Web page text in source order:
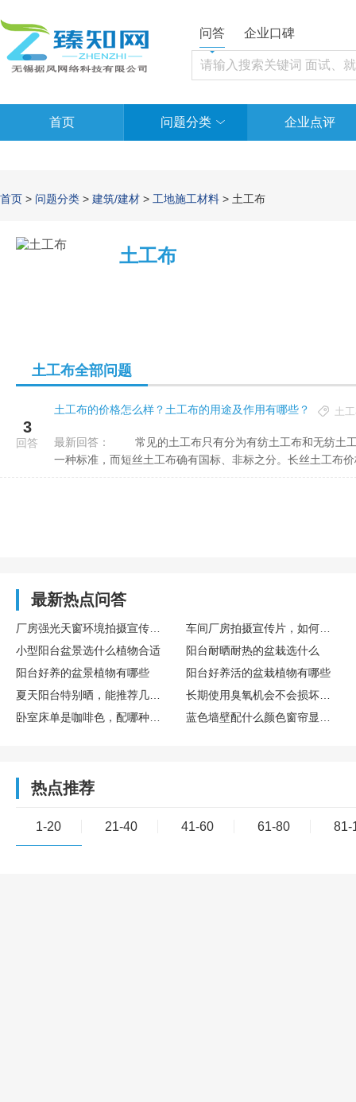
问答 企业口碑
首页 问题分类 企业点评
首页 > 问题分类 > 建筑/建材 > 工地施工材料 > 土工布
土工布
土工布全部问题
3
回答
土工布的价格怎么样？土工布的用途及作用有哪些？ 土
最新回答：
一种标准，而短丝土工布确有国标、非标之分。长丝土工布
最新热点问答
小型阳台盆景选什么植物合适
阳台耐晒耐热的盆栽选什么
阳台好养的盆景植物有哪些
阳台好养活的盆栽植物有哪些
热点推荐
1-20 21-40 41-60 61-80 81-